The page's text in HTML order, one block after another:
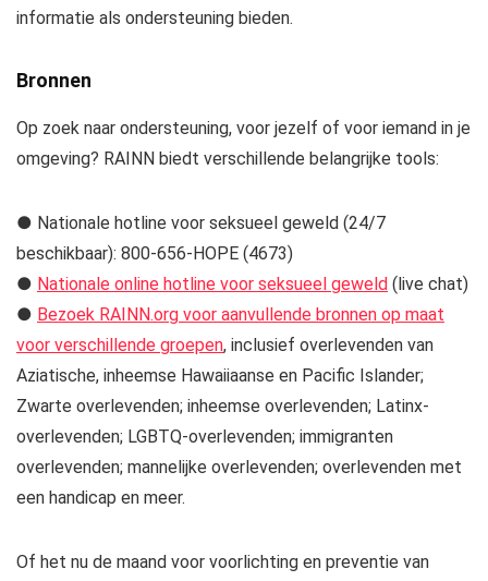
informatie als ondersteuning bieden.
Bronnen
Op zoek naar ondersteuning, voor jezelf of voor iemand in je
omgeving? RAINN biedt verschillende belangrijke tools:
● Nationale hotline voor seksueel geweld (24/7
beschikbaar): 800-656-HOPE (4673)
● Nationale online hotline voor seksueel geweld (live chat)
● Bezoek RAINN.org voor aanvullende bronnen op maat
voor verschillende groepen, inclusief overlevenden van
Aziatische, inheemse Hawaiiaanse en Pacific Islander;
Zwarte overlevenden; inheemse overlevenden; Latinx-
overlevenden; LGBTQ-overlevenden; immigranten
overlevenden; mannelijke overlevenden; overlevenden met
een handicap en meer.
Of het nu de maand voor voorlichting en preventie van